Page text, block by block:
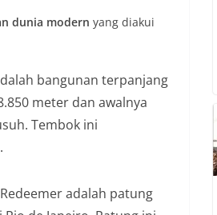
dunia modern yang diakui
bangunan terpanjang
meter dan awalnya
Tembok ini
adalah patung